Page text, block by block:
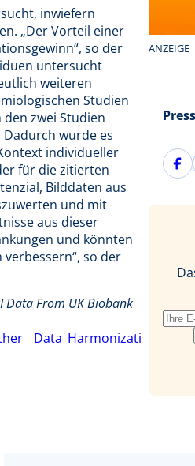
inwiefern
„Der Vorteil einer
so der
untersucht
weiteren
Studien
zwei Studien
wurde es
individueller
für die zitierten
Bilddaten aus
und mit
aus dieser
und könnten
so der
Data From UK Biobank
ANZEIGE
F
a
i